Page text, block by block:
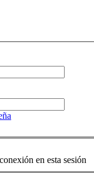
en esta sesión